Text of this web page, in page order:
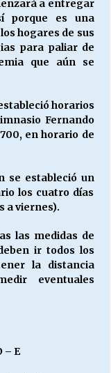
a 135 años. “La
a entregar
porque es una
hogares de sus
para paliar de
que aún se
horarios
Fernando
en horario de
se estableció un
los cuatro días
a viernes).
las medidas de
ir todos los
la distancia
eventuales
– E